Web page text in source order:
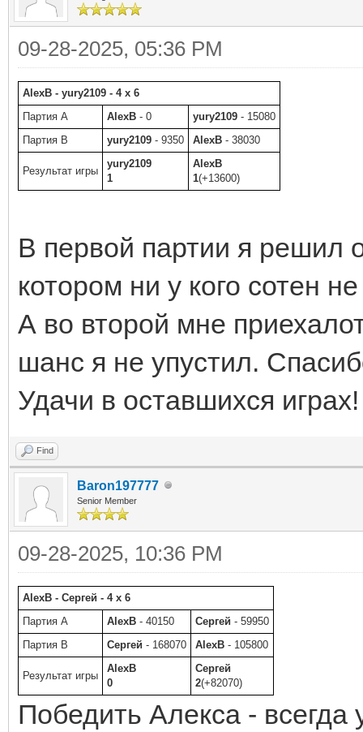
09-28-2025, 05:36 PM
AlexB - yury2109 - 4 x 6
Партия A
AlexB - 0 yury2109 - 15080
Партия B
yury2109 - 9350 AlexB - 38030
Результат игры
yury2109
1
AlexB
1(+13600)
В первой партии я решил
котором ни у кого сотен
А во второй мне
шанс я не упустил.
Удачи в оставшихся играх!
Find
Baron197777
Senior Member
09-28-2025, 10:36 PM
AlexB - Сергей - 4 x 6
Партия A
AlexB - 40150 Сергей - 59950
Партия B
Сергей - 168070 AlexB - 105800
Результат игры
AlexB
0
Сергей
2(+82070)
Победить Алекса - всегда